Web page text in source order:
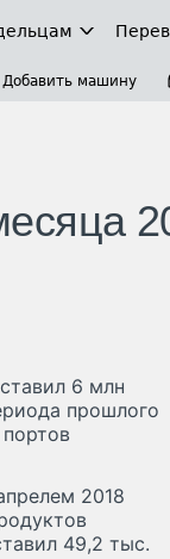
Добавить машину
6 млн
прошлого
2018
49,2 тыс.